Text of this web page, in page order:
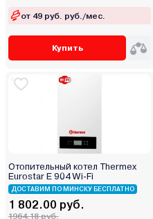
от 49 руб. руб./мес.
Купить
Отопительный котел Thermex
Eurostar E 904 Wi-Fi
ДОСТАВИМ ПО МИНСКУ БЕСПЛАТНО
1 802.00 руб.
1964.18 руб.